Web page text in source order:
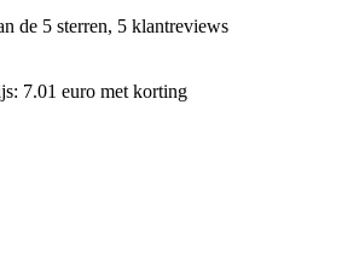
de 5 sterren, 5 klantreviews
7.01 euro met korting